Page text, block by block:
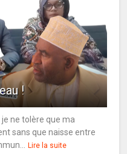
!
je ne tolère que ma
sans que naisse entre
Lire la suite